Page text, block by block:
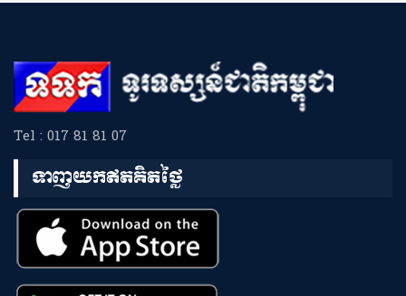
Tel : 017 81 81 07
ទាញយកឥតគិតថ្លៃ